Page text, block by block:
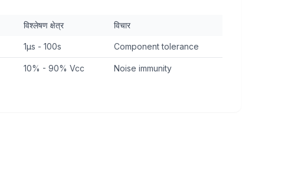
विश्लेषण क्षेत्र विचार
1µs - 100s Component tolerance
10% - 90% Vcc Noise immunity